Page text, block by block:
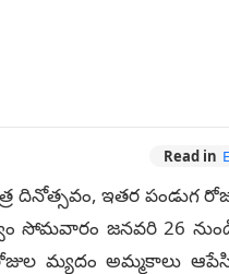
Read in
దినోత్సవం, ఇతర పండుగ
సోమవారం జనవరి 26
మ్యదం అమ్మకాలు